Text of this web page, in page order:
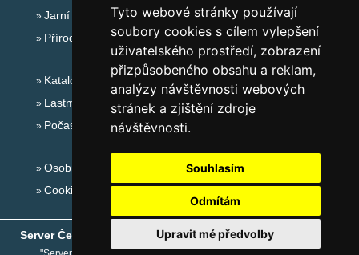
Tyto webové stránky používají
soubory cookies s cílem vylepšení
uživatelského prostředí, zobrazení
přizpůsobeného obsahu a reklam,
analýzy návštěvnosti webových
stránek a zjištění zdroje
návštěvnosti.
Souhlasím
Odmítám
Upravit mé předvolby
Jarní prázdniny 2027
Přírodní koupaliště
Katalog ubytování Krkonoše
Lastminute Krkonoše
Počasí na horách
Osobní údaje
Cookies
Server České hory ® - Copyright © 1999-2026 eProgress s.r.o.